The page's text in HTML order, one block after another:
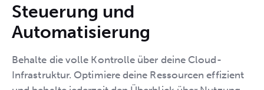
Steuerung und
Automatisierung
Behalte die volle Kontrolle über deine Cloud-
Infrastruktur. Optimiere deine Ressourcen effizient